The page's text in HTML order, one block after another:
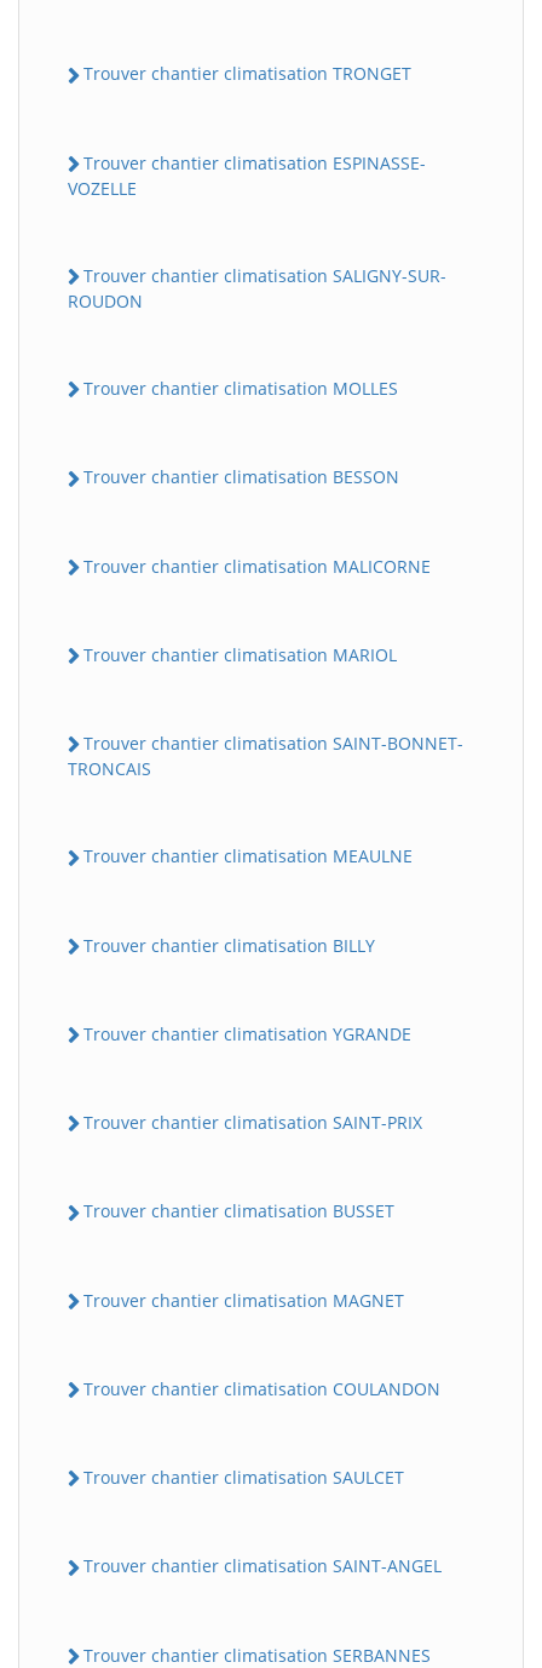
Trouver chantier climatisation TRONGET
Trouver chantier climatisation ESPINASSE-
VOZELLE
Trouver chantier climatisation SALIGNY-SUR-
ROUDON
Trouver chantier climatisation MOLLES
Trouver chantier climatisation BESSON
Trouver chantier climatisation MALICORNE
Trouver chantier climatisation MARIOL
Trouver chantier climatisation SAINT-BONNET-
TRONCAIS
Trouver chantier climatisation MEAULNE
Trouver chantier climatisation BILLY
Trouver chantier climatisation YGRANDE
Trouver chantier climatisation SAINT-PRIX
Trouver chantier climatisation BUSSET
Trouver chantier climatisation MAGNET
Trouver chantier climatisation COULANDON
Trouver chantier climatisation SAULCET
Trouver chantier climatisation SAINT-ANGEL
Trouver chantier climatisation SERBANNES